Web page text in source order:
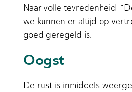
Naar volle tevredenheid:
we kunnen er altijd op
goed geregeld is.
Oogst
De rust is inmiddels